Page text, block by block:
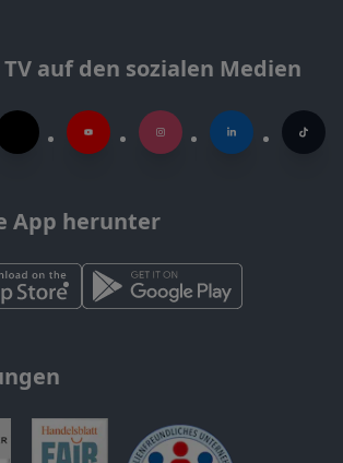
auf den sozialen Medien
App herunter